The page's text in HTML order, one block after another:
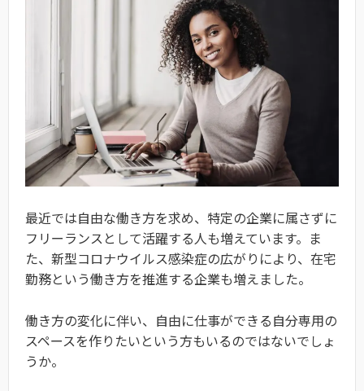
最近では自由な働き方を求め、特定の企業に属さずに
フリーランスとして活躍する人も増えています。ま
た、新型コロナウイルス感染症の広がりにより、在宅
勤務という働き方を推進する企業も増えました。
働き方の変化に伴い、自由に仕事ができる自分専用の
スペースを作りたいという方もいるのではないでしょ
うか。